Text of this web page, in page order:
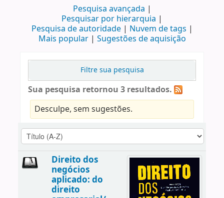
Pesquisa avançada
Pesquisar por hierarquia
Pesquisa de autoridade
Nuvem de tags
Mais popular
Sugestões de aquisição
Filtre sua pesquisa
Sua pesquisa retornou 3 resultados.
Desculpe, sem sugestões.
Direito dos
negócios
aplicado: do
direito